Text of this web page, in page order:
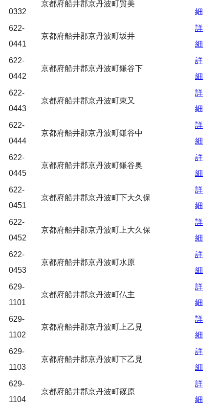
0332
京都府船井郡京丹波町質美
細
622-
0441
京都府船井郡京丹波町坂井
詳
細
622-
0442
京都府船井郡京丹波町鎌谷下
詳
細
622-
0443
京都府船井郡京丹波町東又
詳
細
622-
0444
京都府船井郡京丹波町鎌谷中
詳
細
622-
0445
京都府船井郡京丹波町鎌谷奥
詳
細
622-
0451
京都府船井郡京丹波町下大久保
詳
細
622-
0452
京都府船井郡京丹波町上大久保
詳
細
622-
0453
京都府船井郡京丹波町水原
詳
細
629-
1101
京都府船井郡京丹波町仏主
詳
細
629-
1102
京都府船井郡京丹波町上乙見
詳
細
629-
1103
京都府船井郡京丹波町下乙見
詳
細
629-
1104
京都府船井郡京丹波町篠原
詳
細